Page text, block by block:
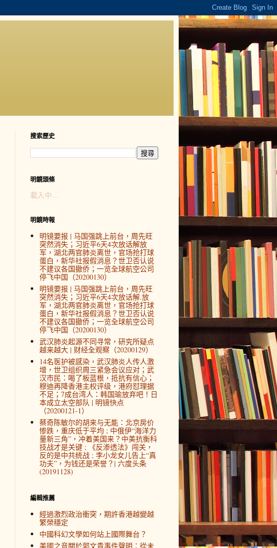
搜索歷史
明鏡頭條
載入中…
明鏡時報
明镜要报 | 马国强跳上前台，周先旺
突然消失；习近平6天4次放话解放
军，湖北两官肺炎离世，官场抢打球
蛋白，新华社报假消息？世卫否认说
不建议各国撤侨；一览全球航空公司
停飞中国（20200130）
明镜要报 | 马国强跳上前台，周先旺
突然消失；习近平6天4次放话解.放
军，湖北两官肺炎离世，官场抢打球
蛋白，新华社报假消息？世卫否认说
不建议各国撤侨；一览全球航空公司
停飞中国（20200130）
武汉肺炎起源不同寻常，研究所疑点
越来越大 | 财经全观察（20200129）
14名医护被感染，武汉肺炎人传人激
增，世卫组织周三紧急会议应对；武
汉市民：喝了板蓝根，抵抗有信心；
穆迪再降香港主权评级，港府怼理据
不足；7成台湾人：韩国瑜放弃吧！日
本成立太空部队 | 明镜快点
（20200121-1）
蔡奇陈敏尔的胡来与无能：北京房价
惨跌，重庆低于平均 ; 中俄伊“海洋力
量新三角”，冲着美国来？中美抗衡科
技战才是关键 ; 《反渗透法》闯关，
反的是中共统战 ; 李小龙女儿告上“真
功夫”，为钱还是荣誉？| 六度头条
(20191128)
編輯推薦
經過激烈政治衝突，期許香港越變越
繁榮穩定
中國科幻文學如何站上國際舞台？
美國之音關於郭文貴事件聲明：從未